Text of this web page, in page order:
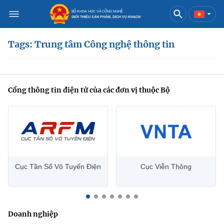
BỘ KHOA HỌC VÀ CÔNG NGHỆ
GIỚI THIỆU SẢN PHẨM, DỊCH VỤ KH&CN
Việt Nam English
Khoa học và công nghệ
Dịch vụ
Báo điện tử
Sản phẩm
Bưu chính
Dịch vụ
Sản phẩm
Công nghệ thông tin, Điện tử
Tags: Trung tâm Công nghệ thông tin
Cổng thông tin điện tử của các đơn vị thuộc Bộ
Cục Tần Số Vô Tuyến Điện Cục Viễn Thông
Doanh nghiệp